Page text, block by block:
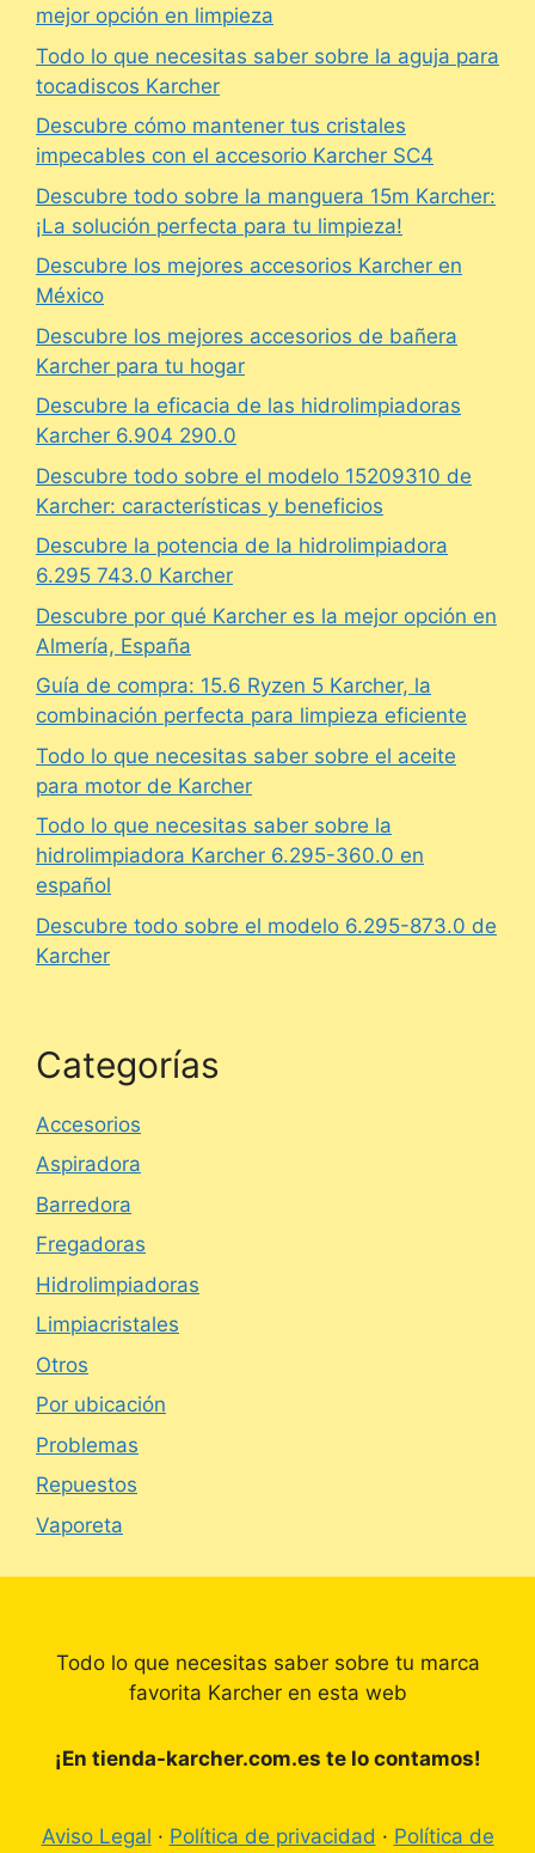
mejor opción en limpieza
Todo lo que necesitas saber sobre la aguja para
tocadiscos Karcher
Descubre cómo mantener tus cristales
impecables con el accesorio Karcher SC4
Descubre todo sobre la manguera 15m Karcher:
¡La solución perfecta para tu limpieza!
Descubre los mejores accesorios Karcher en
México
Descubre los mejores accesorios de bañera
Karcher para tu hogar
Descubre la eficacia de las hidrolimpiadoras
Karcher 6.904 290.0
Descubre todo sobre el modelo 15209310 de
Karcher: características y beneficios
Descubre la potencia de la hidrolimpiadora
6.295 743.0 Karcher
Descubre por qué Karcher es la mejor opción en
Almería, España
Guía de compra: 15.6 Ryzen 5 Karcher, la
combinación perfecta para limpieza eficiente
Todo lo que necesitas saber sobre el aceite
para motor de Karcher
Todo lo que necesitas saber sobre la
hidrolimpiadora Karcher 6.295-360.0 en
español
Descubre todo sobre el modelo 6.295-873.0 de
Karcher
Categorías
Accesorios
Aspiradora
Barredora
Fregadoras
Hidrolimpiadoras
Limpiacristales
Otros
Por ubicación
Problemas
Repuestos
Vaporeta
Todo lo que necesitas saber sobre tu marca
favorita Karcher en esta web
¡En tienda-karcher.com.es te lo contamos!
Aviso Legal · Política de privacidad · Política de